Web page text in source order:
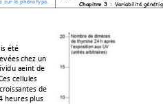
s sur le phénotype.
Chapitre 3 : Variabilité généti
été
chez un
atteint de
cellules
de
heures plus